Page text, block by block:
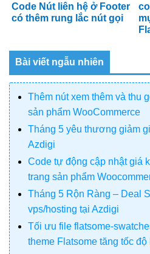
Code Nút liên hệ ở Footer
có thêm rung lắc nút gọi
Bài viết ngẫu nhiên
Thêm nút xem thêm và thu
sản phẩm WooCommerce
Tháng 5 yêu thương giảm
Azdigi
Code tự động cập nhật giá
trang sản phẩm
Tháng 5 Rộn Ràng – Deal
vps/hosting tại Azdigi
Tối ưu file flatsome-
theme Flatsome tăng tốc độ